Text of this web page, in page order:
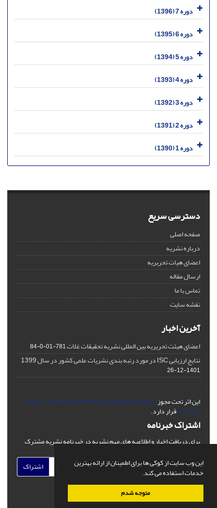
این وب سایت از کوکی ها برای اطمینان از ارائه بهترین
خدمات استفاده می کند.
متوجه شدم
دوره 7 (1396)
دوره 6 (1395)
دوره 5 (1394)
دوره 4 (1393)
دوره 3 (1392)
دوره 2 (1391)
دوره 1 (1390)
دسترسی سریع
صفحه اصلی
درباره نشریه
اعضای هیات تحریریه
ارسال مقاله
تماس با ما
نقشه سایت
آخرین اخبار
اعضای هیئت تحریریه بین المللی نشریه تحقیقات غلات781-01-0-84
نتایج ارزیابی ISC در مورد رتبه بندی نشریات علمی کشور در سال 1399
1401-12-26
این اثر تحت مجوزhttps://creativecommons.org/licenses/by-
nc/4.0/ قرار دارد.
اشتراک خبرنامه
برای دریافت اخبار و اطلاعیه های مهم نشریه در خبرنامه نشریه مشترک
اشتراک